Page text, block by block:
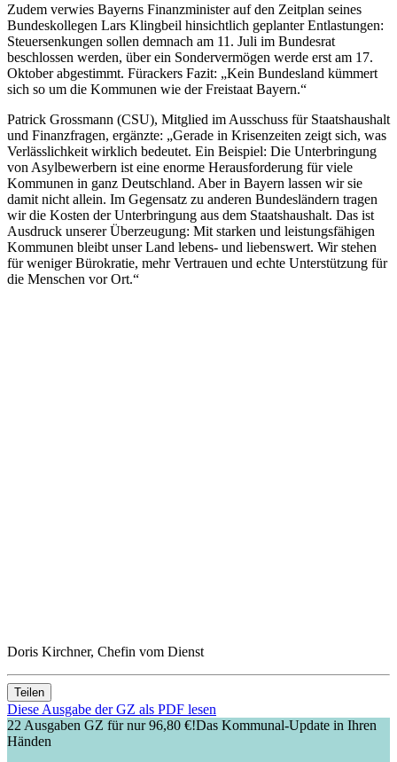
Zudem verwies Bayerns Finanzminister auf den Zeitplan seines
Bundeskollegen Lars Klingbeil hinsichtlich geplanter Entlastungen:
Steuersenkungen sollen demnach am 11. Juli im Bundesrat
beschlossen werden, über ein Sondervermögen werde erst am 17.
Oktober abgestimmt. Fürackers Fazit: „Kein Bundesland kümmert
sich so um die Kommunen wie der Freistaat Bayern.“
Patrick Grossmann (CSU), Mitglied im Ausschuss für Staatshaushalt
und Finanzfragen, ergänzte: „Gerade in Krisenzeiten zeigt sich, was
Verlässlichkeit wirklich bedeutet. Ein Beispiel: Die Unterbringung
von Asylbewerbern ist eine enorme Herausforderung für viele
Kommunen in ganz Deutschland. Aber in Bayern lassen wir sie
damit nicht allein. Im Gegensatz zu anderen Bundesländern tragen
wir die Kosten der Unterbringung aus dem Staatshaushalt. Das ist
Ausdruck unserer Überzeugung: Mit starken und leistungsfähigen
Kommunen bleibt unser Land lebens- und liebenswert. Wir stehen
für weniger Bürokratie, mehr Vertrauen und echte Unterstützung für
die Menschen vor Ort.“
Doris Kirchner, Chefin vom Dienst
Teilen
Diese Ausgabe der GZ als PDF lesen
22 Ausgaben GZ für nur 96,80 €!Das Kommunal-Update in Ihren
Händen